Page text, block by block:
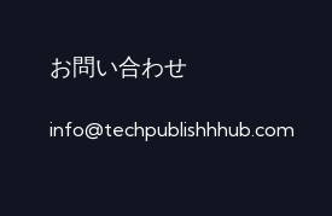
お問い合わせ
info@techpublishhhub.com